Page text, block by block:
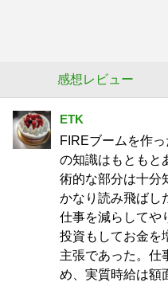
感想レビュー
ETK
FIREブームを作
の知識はもともと
術的な部分は十分
かなり読み飛ばし
仕事を減らしてや
投資もしてお金を
主張であった。仕
め、実質時給は額